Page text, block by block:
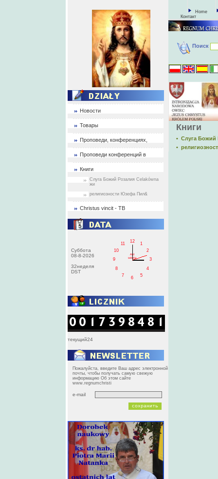
Новости
Товары
Проповеди, конференциях,
Проповеди конференций в
Книги
Слуга Божий Розалия Celakówna
жи
религиозности Юзефа Пил&
Christus vincit - ТВ
Суббота
08-8-2026
32неделя
DST
1
2
3
4
5
6
7
8
9
10
11
12
AM
sobota
текущий24
Пожалуйста, введите Ваш адрес электронной
почты, чтобы получать самую свежую
информацию Об этом сайте
www.regnumchristi
e-mail
Home
Контакт
Поиск
Книги
• Слуга Божий
•